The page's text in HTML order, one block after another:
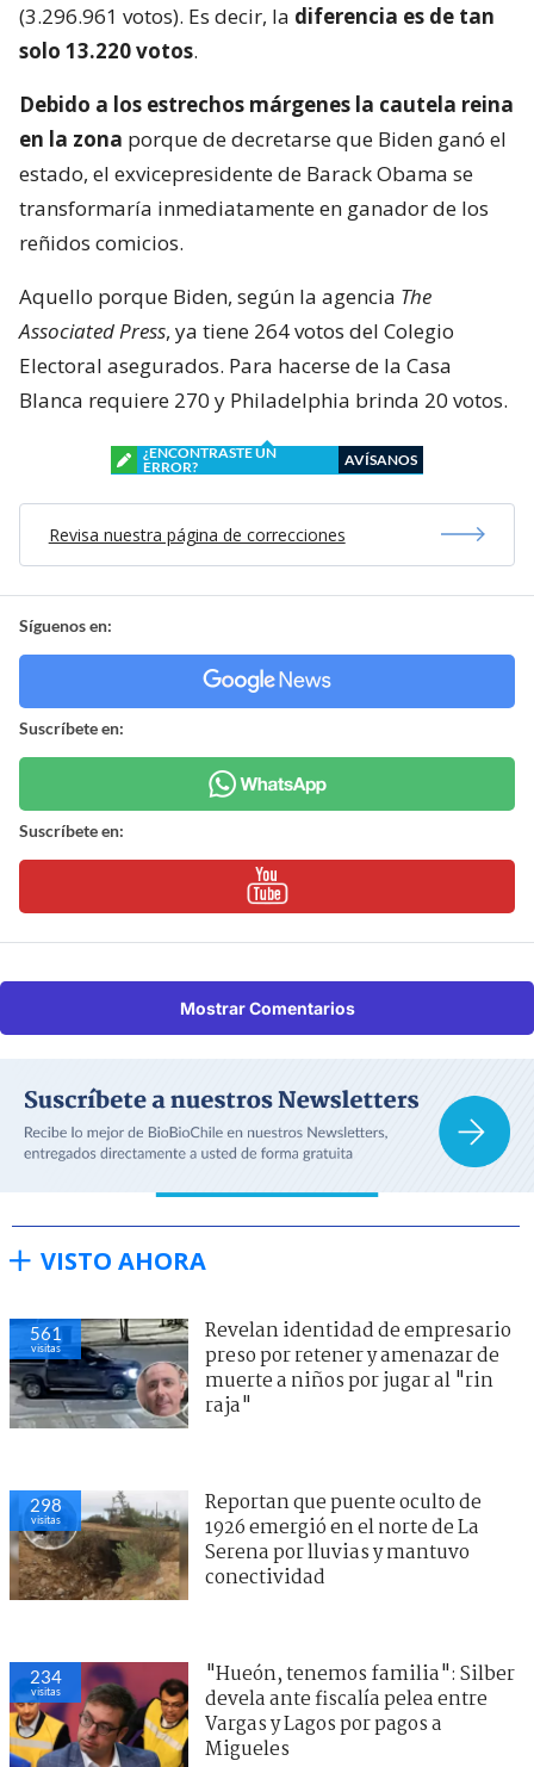
(3.296.961 votos). Es decir, la diferencia es de tan
solo 13.220 votos.
Debido a los estrechos márgenes la cautela reina
en la zona porque de decretarse que Biden ganó el
estado, el exvicepresidente de Barack Obama se
transformaría inmediatamente en ganador de los
reñidos comicios.
Aquello porque Biden, según la agencia The
Associated Press, ya tiene 264 votos del Colegio
Electoral asegurados. Para hacerse de la Casa
Blanca requiere 270 y Philadelphia brinda 20 votos.
¿ENCONTRASTE UN
ERROR?
AVÍSANOS
Revisa nuestra página de correcciones
Síguenos en:
Suscríbete en:
Suscríbete en:
Mostrar Comentarios
VISTO AHORA
561
visitas
Revelan identidad de empresario
preso por retener y amenazar de
muerte a niños por jugar al "rin
raja"
298
visitas
Reportan que puente oculto de
1926 emergió en el norte de La
Serena por lluvias y mantuvo
conectividad
234
visitas
"Hueón, tenemos familia": Silber
devela ante fiscalía pelea entre
Vargas y Lagos por pagos a
Migueles